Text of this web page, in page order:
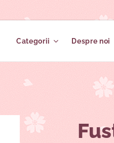
Categorii Despre noi